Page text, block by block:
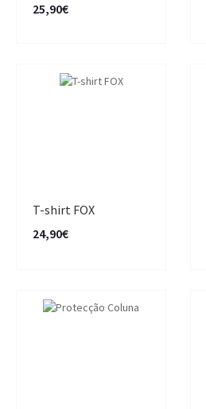
25,90€
T-shirt FOX
24,90€